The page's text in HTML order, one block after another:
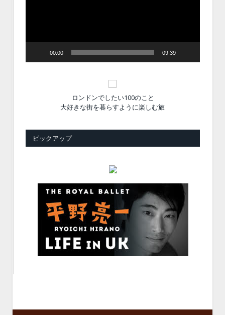
00:00 09:39
ロンドンでしたい100のこと
大好きな街を暮らすように楽しむ旅
ピックアップ